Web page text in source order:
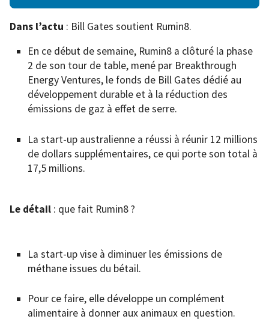
Dans l’actu : Bill Gates soutient Rumin8.
En ce début de semaine, Rumin8 a clôturé la phase
2 de son tour de table, mené par Breakthrough
Energy Ventures, le fonds de Bill Gates dédié au
développement durable et à la réduction des
émissions de gaz à effet de serre.
La start-up australienne a réussi à réunir 12 millions
de dollars supplémentaires, ce qui porte son total à
17,5 millions.
Le détail : que fait Rumin8 ?
La start-up vise à diminuer les émissions de
méthane issues du bétail.
Pour ce faire, elle développe un complément
alimentaire à donner aux animaux en question.